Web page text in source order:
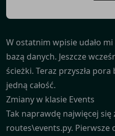
W ostatnim wpisie udało mi
bazą danych. Jeszcze
ścieżki. Teraz przyszła
jedną całość.
Zmiany w klasie Events
Tak naprawdę najwięcej się
routes\events.py. Pierwsze